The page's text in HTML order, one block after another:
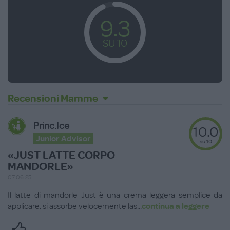
9.3
SU 10
Recensioni Mamme
Princ.ice
Junior Advisor
«JUST LATTE CORPO
MANDORLE»
10.0
su 10
Il latte di mandorle Just è una crema leggera semplice da
applicare, si assorbe velocemente las...continua a leggere